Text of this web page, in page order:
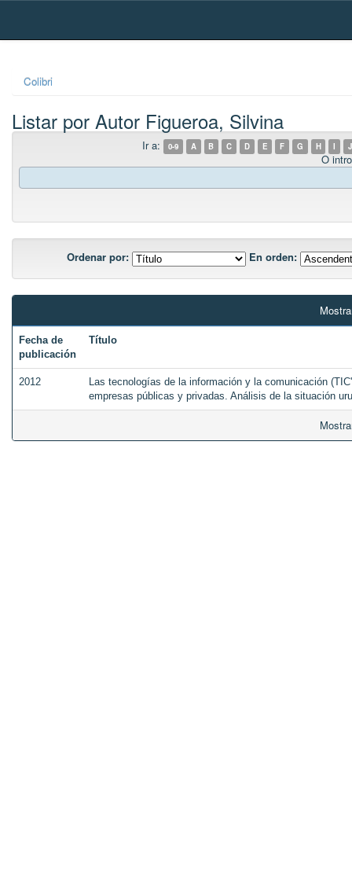
Skip
Colibri
Listar por Autor Figueroa, Silvina
Ir a: 0-9 A B C D E F G H I J
O
Ordenar por: En orden:
Fecha de
publicación
Título
2012
Las tecnologías de la información y la comunicación
empresas públicas y privadas. Análisis de la situación